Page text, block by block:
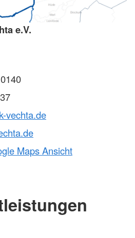
e.V.
vechta.de
Maps Ansicht